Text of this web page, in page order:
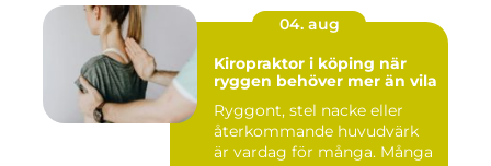
04. aug
Kiropraktor i köping när
ryggen behöver mer än vila
Ryggont, stel nacke eller
återkommande huvudvärk
är vardag för många. Många